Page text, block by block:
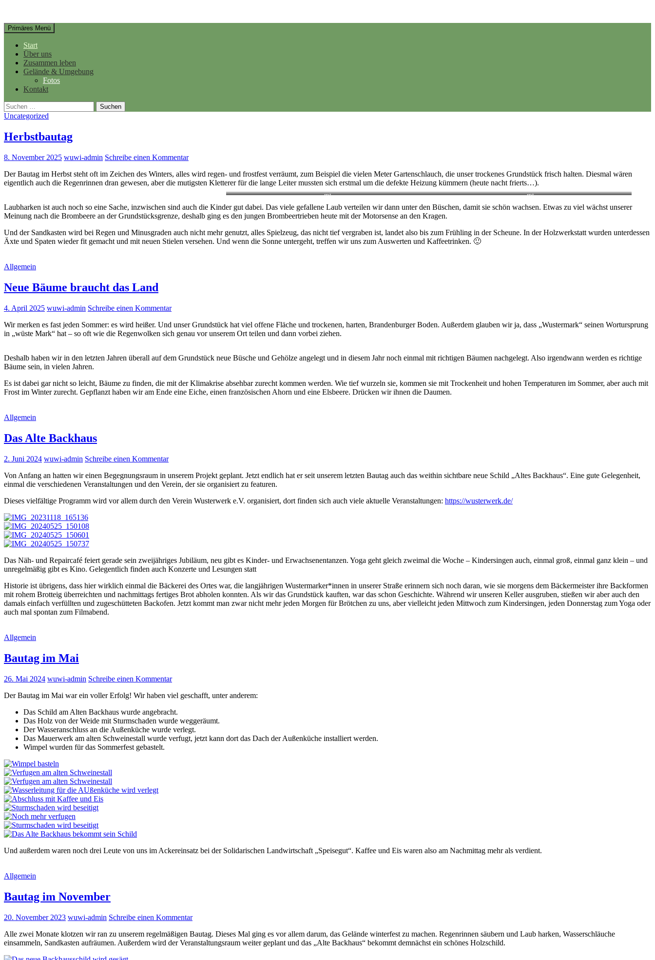
Suchen
Primäres Menü
zum
Start
Über uns
Zusammen leben
Gelände & Umgebung
Fotos
Kontakt
Suchen
nach:
Uncategorized
Herbstbautag
8. November 2025 wuwi-admin Schreibe einen Kommentar
Der Bautag im Herbst steht oft im Zeichen des Winters, alles wird regen- und frostfest verräumt, zum Beispiel die vielen Meter Gartenschlauch, die unser trockenes Grundstück frisch halten. Diesmal wären
eigentlich auch die Regenrinnen dran gewesen, aber die mutigsten Kletterer für die lange Leiter mussten sich erstmal um die defekte Heizung kümmern (heute nacht frierts…).
rpt
rpt
Laubharken ist auch noch so eine Sache, inzwischen sind auch die Kinder gut dabei. Das viele gefallene Laub verteilen wir dann unter den Büschen, damit sie schön wachsen. Etwas zu viel wächst unserer
Meinung nach die Brombeere an der Grundstücksgrenze, deshalb ging es den jungen Brombeertrieben heute mit der Motorsense an den Kragen.
Und der Sandkasten wird bei Regen und Minusgraden auch nicht mehr genutzt, alles Spielzeug, das nicht tief vergraben ist, landet also bis zum Frühling in der Scheune. In der Holzwerkstatt wurden unterdessen
Äxte und Spaten wieder fit gemacht und mit neuen Stielen versehen. Und wenn die Sonne untergeht, treffen wir uns zum Auswerten und Kaffeetrinken. 🙂
Allgemein
Neue Bäume braucht das Land
4. April 2025 wuwi-admin Schreibe einen Kommentar
Wir merken es fast jeden Sommer: es wird heißer. Und unser Grundstück hat viel offene Fläche und trockenen, harten, Brandenburger Boden. Außerdem glauben wir ja, dass „Wustermark“ seinen Wortursprung
in „wüste Mark“ hat – so oft wie die Regenwolken sich genau vor unserem Ort teilen und dann vorbei ziehen.
Deshalb haben wir in den letzten Jahren überall auf dem Grundstück neue Büsche und Gehölze angelegt und in diesem Jahr noch einmal mit richtigen Bäumen nachgelegt. Also irgendwann werden es richtige
Bäume sein, in vielen Jahren.
Es ist dabei gar nicht so leicht, Bäume zu finden, die mit der Klimakrise absehbar zurecht kommen werden. Wie tief wurzeln sie, kommen sie mit Trockenheit und hohen Temperaturen im Sommer, aber auch mit
Frost im Winter zurecht. Gepflanzt haben wir am Ende eine Eiche, einen französischen Ahorn und eine Elsbeere. Drücken wir ihnen die Daumen.
Allgemein
Das Alte Backhaus
2. Juni 2024 wuwi-admin Schreibe einen Kommentar
Von Anfang an hatten wir einen Begegnungsraum in unserem Projekt geplant. Jetzt endlich hat er seit unserem letzten Bautag auch das weithin sichtbare neue Schild „Altes Backhaus“. Eine gute Gelegenheit,
einmal die verschiedenen Veranstaltungen und den Verein, der sie organisiert zu featuren.
Dieses vielfältige Programm wird vor allem durch den Verein Wusterwerk e.V. organisiert, dort finden sich auch viele aktuelle Veranstaltungen: https://wusterwerk.de/
Das Näh- und Repaircafé feiert gerade sein zweijähriges Jubiläum, neu gibt es Kinder- und Erwachsenentanzen. Yoga geht gleich zweimal die Woche – Kindersingen auch, einmal groß, einmal ganz klein – und
unregelmäßig gibt es Kino. Gelegentlich finden auch Konzerte und Lesungen statt
Historie ist übrigens, dass hier wirklich einmal die Bäckerei des Ortes war, die langjährigen Wustermarker*innen in unserer Straße erinnern sich noch daran, wie sie morgens dem Bäckermeister ihre Backformen
mit rohem Brotteig überreichten und nachmittags fertiges Brot abholen konnten. Als wir das Grundstück kauften, war das schon Geschichte. Während wir unseren Keller ausgruben, stießen wir aber auch den
damals einfach verfüllten und zugeschütteten Backofen. Jetzt kommt man zwar nicht mehr jeden Morgen für Brötchen zu uns, aber vielleicht jeden Mittwoch zum Kindersingen, jeden Donnerstag zum Yoga oder
auch mal spontan zum Filmabend.
Allgemein
Bautag im Mai
26. Mai 2024 wuwi-admin Schreibe einen Kommentar
Der Bautag im Mai war ein voller Erfolg! Wir haben viel geschafft, unter anderem:
Das Schild am Alten Backhaus wurde angebracht.
Das Holz von der Weide mit Sturmschaden wurde weggeräumt.
Der Wasseranschluss an die Außenküche wurde verlegt.
Das Mauerwerk am alten Schweinestall wurde verfugt, jetzt kann dort das Dach der Außenküche installiert werden.
Wimpel wurden für das Sommerfest gebastelt.
Und außerdem waren noch drei Leute von uns im Ackereinsatz bei der Solidarischen Landwirtschaft „Speisegut“. Kaffee und Eis waren also am Nachmittag mehr als verdient.
Allgemein
Bautag im November
20. November 2023 wuwi-admin Schreibe einen Kommentar
Alle zwei Monate klotzen wir ran zu unserem regelmäßigen Bautag. Dieses Mal ging es vor allem darum, das Gelände winterfest zu machen. Regenrinnen säubern und Laub harken, Wasserschläuche
einsammeln, Sandkasten aufräumen. Außerdem wird der Veranstaltungsraum weiter geplant und das „Alte Backhaus“ bekommt demnächst ein schönes Holzschild.